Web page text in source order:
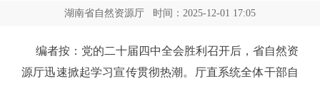
湖南省自然资源厅 时间：2025-12-01 17:05
编者按：党的二十届四中全会胜利召开后，省自然资
源厅迅速掀起学习宣传贯彻热潮。厅直系统全体干部自